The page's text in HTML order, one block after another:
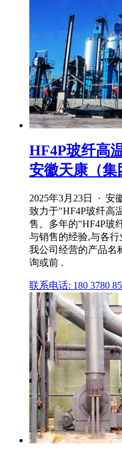
HF4P玻纤高
安徽天康（集
2025年3月23日 · 安
致力于"HF4P玻纤高
售。多年的"HF4P玻
与销售的经验,与各
我公司经营的产品名
询或前 .
联系电话: 180 3780